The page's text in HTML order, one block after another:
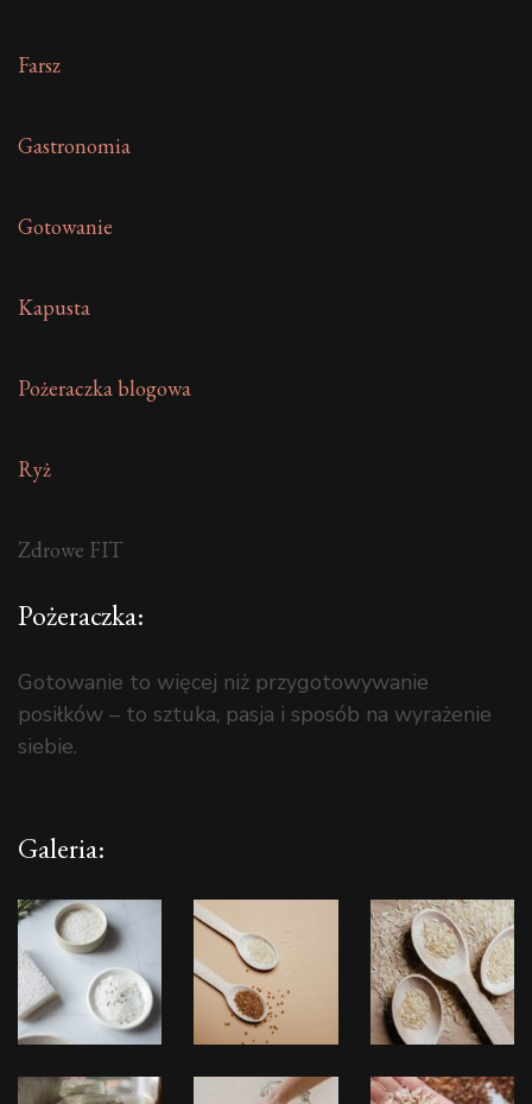
Farsz
Gastronomia
Gotowanie
Kapusta
Pożeraczka blogowa
Ryż
Zdrowe FIT
Pożeraczka:
Gotowanie to więcej niż przygotowywanie
posiłków – to sztuka, pasja i sposób na wyrażenie
siebie.
Galeria: